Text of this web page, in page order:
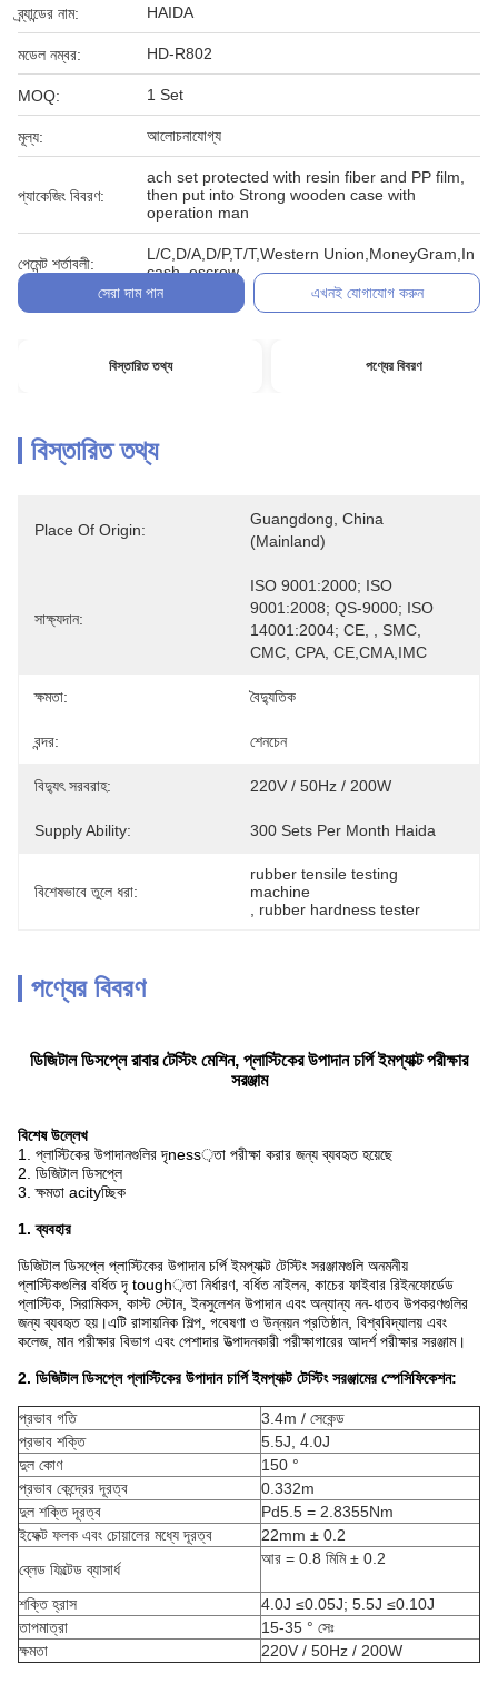
ব্র্যান্ডের নাম: HAIDA
মডেল নম্বর: HD-R802
MOQ: 1 Set
মূল্য: আলোচনাযোগ্য
প্যাকেজিং বিবরণ:
ach set protected with resin fiber and PP film,
then put into Strong wooden case with
operation man
পেমেন্ট শর্তাবলী:
L/C,D/A,D/P,T/T,Western Union,MoneyGram,In
cash, escrow
সেরা দাম পান
এখনই যোগাযোগ করুন
বিস্তারিত তথ্য পণ্যের বিবরণ
বিস্তারিত তথ্য
Place Of Origin:
Guangdong, China
(Mainland)
সাক্ষ্যদান:
ISO 9001:2000; ISO
9001:2008; QS-9000; ISO
14001:2004; CE, , SMC,
CMC, CPA, CE,CMA,IMC
ক্ষমতা: বৈদ্যুতিক
বন্দর: শেনচেন
বিদ্যুৎ সরবরাহ: 220V / 50Hz / 200W
Supply Ability: 300 Sets Per Month Haida
বিশেষভাবে তুলে ধরা:
rubber tensile testing
machine
rubber hardness tester
পণ্যের বিবরণ
ডিজিটাল ডিসপ্লে রাবার টেস্টিং মেশিন, প্লাস্টিকের উপাদান চর্পি ইমপ্যাক্ট পরীক্ষার
সরঞ্জাম
বিশেষ উল্লেখ
1. প্লাস্টিকের উপাদানগুলির দৃness়তা পরীক্ষা করার জন্য ব্যবহৃত হয়েছে
2. ডিজিটাল ডিসপ্লে
3. ক্ষমতা acityচ্ছিক
1. ব্যবহার
ডিজিটাল ডিসপ্লে প্লাস্টিকের উপাদান চর্পি ইমপ্যাক্ট টেস্টিং সরঞ্জামগুলি অনমনীয়
প্লাস্টিকগুলির বর্ধিত দৃ tough়তা নির্ধারণ, বর্ধিত নাইলন, কাচের ফাইবার রিইনফোর্ডেড
প্লাস্টিক, সিরামিকস, কাস্ট স্টোন, ইনসুলেশন উপাদান এবং অন্যান্য নন-ধাতব উপকরণগুলির
জন্য ব্যবহৃত হয়।এটি রাসায়নিক শিল্প, গবেষণা ও উন্নয়ন প্রতিষ্ঠান, বিশ্ববিদ্যালয় এবং
কলেজ, মান পরীক্ষার বিভাগ এবং পেশাদার উত্পাদনকারী পরীক্ষাগারের আদর্শ পরীক্ষার সরঞ্জাম।
2. ডিজিটাল ডিসপ্লে প্লাস্টিকের উপাদান চার্পি ইমপ্যাক্ট টেস্টিং সরঞ্জামের স্পেসিফিকেশন:
প্রভাব গতি
3.4m / সেকেন্ড
প্রভাব শক্তি
5.5J, 4.0J
দুল কোণ
150 °
প্রভাব কেন্দ্রের দূরত্ব
0.332m
দুল শক্তি দূরত্ব
Pd5.5 = 2.8355Nm
ইফেক্ট ফলক এবং চোয়ালের মধ্যে দূরত্ব
22mm ± 0.2
ব্লেড ফিল্টেড ব্যাসার্ধ
আর = 0.8 মিমি ± 0.2
শক্তি হ্রাস
4.0J ≤0.05J; 5.5J ≤0.10J
তাপমাত্রা
15-35 ° সেঃ
ক্ষমতা
220V / 50Hz / 200W